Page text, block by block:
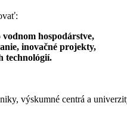
hospodárstve,
inovačné projekty,
technológií.
výskumné centrá a